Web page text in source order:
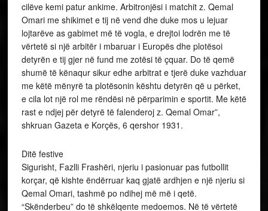
cilëve kemi patur ankime. Arbitronjësi i matchit z. Qemal
Omari me shikimet e tij në vend dhe duke mos u lejuar
lojtarëve as gabimet më të vogla, e drejtoi lodrën me të
vërtetë si një arbitër i mbaruar i Europës dhe plotësoi
detyrën e tij gjer në fund me zotësi të çquar. Do të qemë
shumë të kënaqur sikur edhe arbitrat e tjerë duke vazhduar
me këtë mënyrë ta plotësonin kështu detyrën që u përket,
e cila lot një rol me rëndësi në përparimin e sportit. Me këtë
rast e ndjej për detyrë të falenderoj z. Qemal Omar”,
shkruan Gazeta e Korçës, 6 qershor 1931.
Ditë festive
Sigurisht, Fazlli Frashëri, njeriu i pasionuar pas futbollit
korçar, që kishte ëndërruar kaq gjatë ardhjen e një njeriu si
Qemal Omari, tashmë po ndihej më më i qetë.
“Skënderbeu” do të shkëlqente medoemos. Në të vërtetë